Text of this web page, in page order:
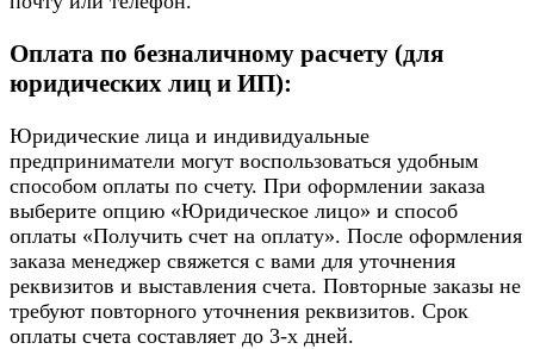
Оплата по безналичному расчету (для
юридических лиц и ИП):
Юридические лица и индивидуальные
предприниматели могут воспользоваться удобным
способом оплаты по счету. При оформлении заказа
выберите опцию «Юридическое лицо» и способ
оплаты «Получить счет на оплату». После оформления
заказа менеджер свяжется с вами для уточнения
реквизитов и выставления счета. Повторные заказы не
требуют повторного уточнения реквизитов. Срок
оплаты счета составляет до 3-х дней.